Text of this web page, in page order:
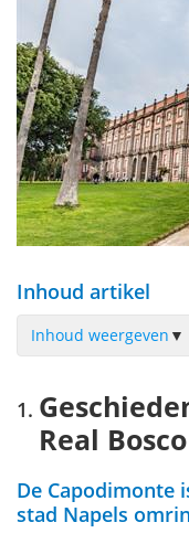
Inhoud artikel
Inhoud weergeven ▼
Het Museo di
Het Real Bosco di
Waar tickets kopen
Praktische info voor je
Real
De Capodimonte
stad Napels